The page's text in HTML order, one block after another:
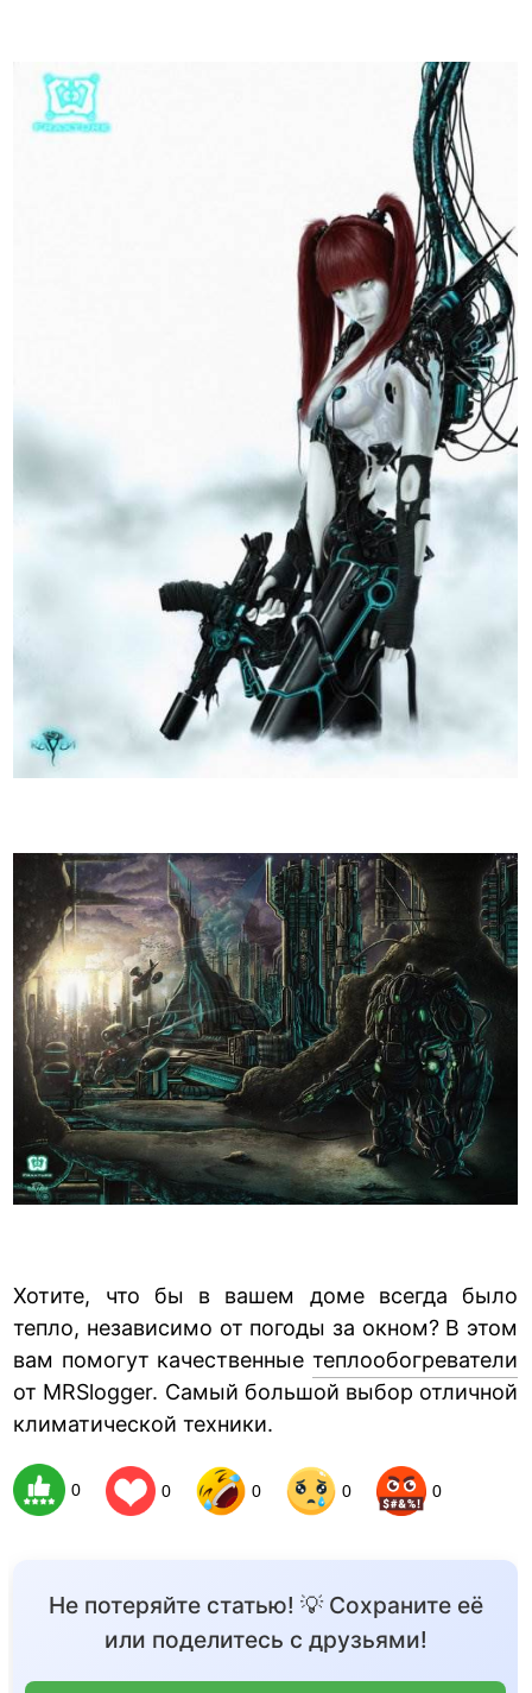
Хотите, что бы в вашем доме всегда было
тепло, независимо от погоды за окном? В этом
вам помогут качественные теплообогреватели
от MRSlogger. Самый большой выбор отличной
климатической техники.
0 0 0 0 0
Не потеряйте статью! 💡 Сохраните её
или поделитесь с друзьями!